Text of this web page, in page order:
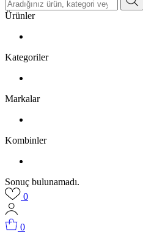
Ürünler
Kategoriler
Markalar
Kombinler
Sonuç bulunamadı.
0
0